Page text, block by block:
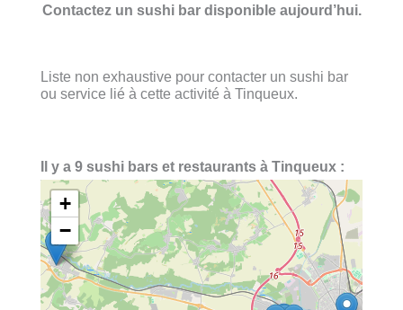
Contactez un sushi bar disponible aujourd’hui.
Liste non exhaustive pour contacter un sushi bar
ou service lié à cette activité à Tinqueux.
Il y a 9 sushi bars et restaurants à Tinqueux :
+
−